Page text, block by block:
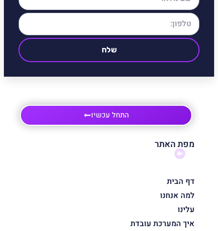
שלח
התחל עכשיו
מפת האתר
דף הבית
למה אנחנו
עלינו
איך המערכת עובדת